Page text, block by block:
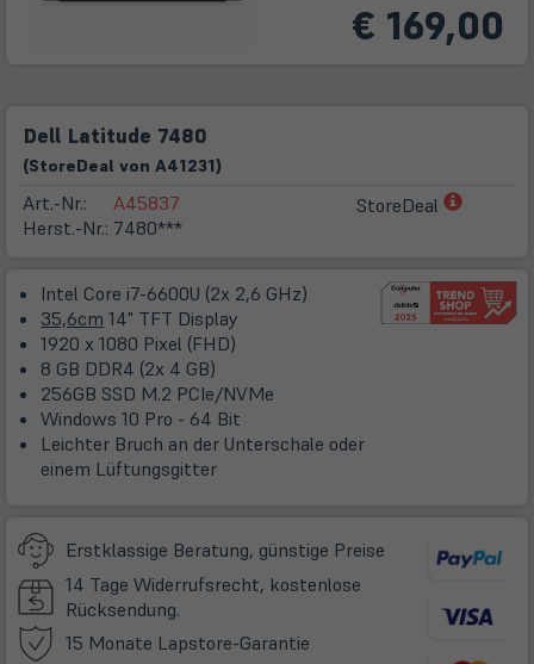
€ 169,00
Dell Latitude 7480
(StoreDeal von A41231)
Art.-Nr.:
Herst.-Nr.:
A45837
7480***
StoreDeal
(öffnet
Tab)
Intel Core i7-6600U (2x 2,6 GHz)
35,6cm 14" TFT Display
1920 x 1080 Pixel (FHD)
8 GB DDR4 (2x 4 GB)
256GB SSD M.2 PCIe/NVMe
Windows 10 Pro - 64 Bit
Leichter Bruch an der Unterschale oder
einem Lüftungsgitter
Erstklassige Beratung, günstige Preise
14 Tage Widerrufsrecht, kostenlose
Rücksendung.
15 Monate Lapstore-Garantie